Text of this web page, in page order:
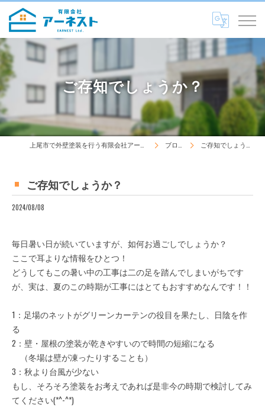
ご存知でしょうか？
ブログ ご存知でしょうか？
ご存知でしょうか？
2024/08/08
毎日暑い日が続いていますが、如何お過ごしでしょうか？
ここで耳よりな情報をひとつ！
どうしてもこの暑い中の工事は二の足を踏んでしまいがちです
が、実は、夏のこの時期が工事にはとてもおすすめなんです！！
1：足場のネットがグリーンカーテンの役目を果たし、日陰を作
る
2：壁・屋根の塗装が乾きやすいので時間の短縮になる
（冬場は壁が凍ったりすることも）
3：秋より台風が少ない
もし、そろそろ塗装をお考えであれば是非今の時期で検討してみ
てください(*^-^*)